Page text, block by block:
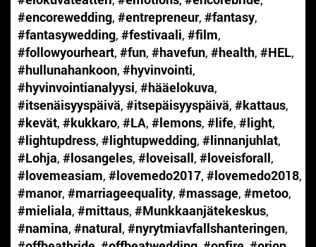
#encorewedding, #entrepreneur, #fantasy,
#fantasywedding, #festivaali, #film,
#followyourheart, #fun, #havefun, #health, #HEL,
#hullunahankoon, #hyvinvointi,
#hyvinvointianalyysi, #hääelokuva,
#itsenäisyyspäivä, #itsepäisyyspäivä, #kattaus,
#kevät, #kukkaro, #LA, #lemons, #life, #light,
#lightupdress, #lightupwedding, #linnanjuhlat,
#Lohja, #losangeles, #loveisall, #loveisforall,
#lovemeasiam, #lovemedo2017, #lovemedo2018,
#manor, #marriageequality, #massage, #metoo,
#mieliala, #mittaus, #Munkkaanjätekeskus,
#namina, #natural, #nyrytmiavfallshanteringen,